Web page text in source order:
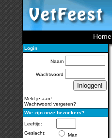
Home
Login
Naam
Wachtwoord
Meld je aan!
Wachtwoord vergeten?
Wie zijn onze bezoekers?
Leeftijd:
Geslacht:
Man